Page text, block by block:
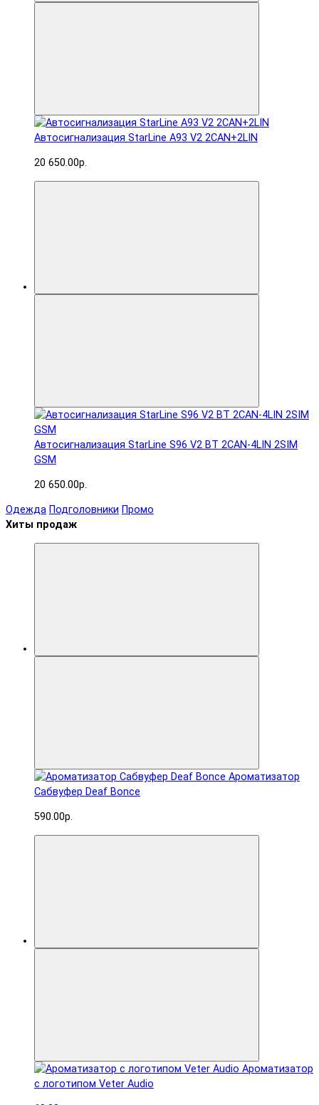
Автосигнализация StarLine A93 V2 2CAN+2LIN
20 650.00р.
Автосигнализация StarLine S96 V2 BT 2CAN-4LIN 2SIM
GSM
20 650.00р.
Одежда Подголовники Промо
Хиты продаж
Ароматизатор
Сабвуфер Deaf Bonce
590.00р.
Ароматизатор
с логотипом Veter Audio